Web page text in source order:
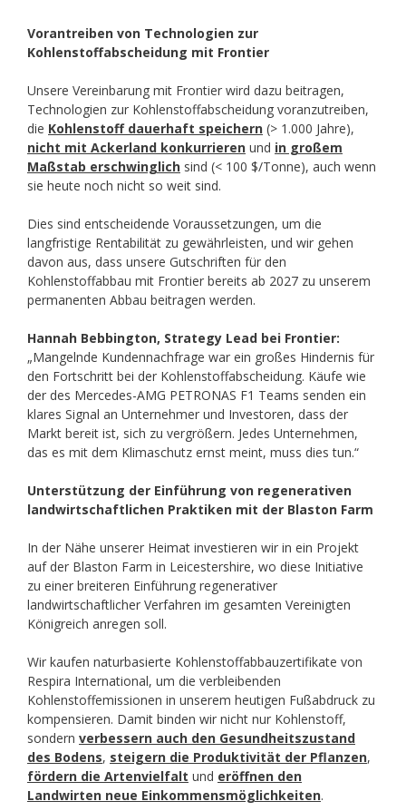
Vorantreiben von Technologien zur
Kohlenstoffabscheidung mit Frontier
Unsere Vereinbarung mit Frontier wird dazu beitragen,
Technologien zur Kohlenstoffabscheidung voranzutreiben,
die Kohlenstoff dauerhaft speichern (> 1.000 Jahre),
nicht mit Ackerland konkurrieren und in großem
Maßstab erschwinglich sind (< 100 $/Tonne), auch wenn
sie heute noch nicht so weit sind.
Dies sind entscheidende Voraussetzungen, um die
langfristige Rentabilität zu gewährleisten, und wir gehen
davon aus, dass unsere Gutschriften für den
Kohlenstoffabbau mit Frontier bereits ab 2027 zu unserem
permanenten Abbau beitragen werden.
Hannah Bebbington, Strategy Lead bei Frontier:
„Mangelnde Kundennachfrage war ein großes Hindernis für
den Fortschritt bei der Kohlenstoffabscheidung. Käufe wie
der des Mercedes-AMG PETRONAS F1 Teams senden ein
klares Signal an Unternehmer und Investoren, dass der
Markt bereit ist, sich zu vergrößern. Jedes Unternehmen,
das es mit dem Klimaschutz ernst meint, muss dies tun.“
Unterstützung der Einführung von regenerativen
landwirtschaftlichen Praktiken mit der Blaston Farm
In der Nähe unserer Heimat investieren wir in ein Projekt
auf der Blaston Farm in Leicestershire, wo diese Initiative
zu einer breiteren Einführung regenerativer
landwirtschaftlicher Verfahren im gesamten Vereinigten
Königreich anregen soll.
Wir kaufen naturbasierte Kohlenstoffabbauzertifikate von
Respira International, um die verbleibenden
Kohlenstoffemissionen in unserem heutigen Fußabdruck zu
kompensieren. Damit binden wir nicht nur Kohlenstoff,
sondern verbessern auch den Gesundheitszustand
des Bodens, steigern die Produktivität der Pflanzen,
fördern die Artenvielfalt und eröffnen den
Landwirten neue Einkommensmöglichkeiten.